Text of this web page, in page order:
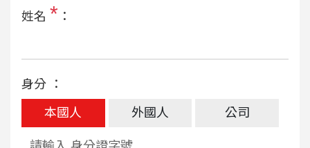
姓名 * ：
身分 ：
本國人 外國人 公司